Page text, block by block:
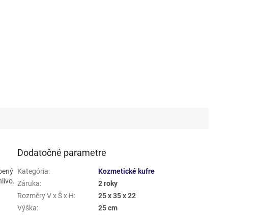
Dodatočné parametre
Kategória:
Kozmetické kufre
Záruka:
2 roky
Rozměry V x Š x H:
25 x 35 x 22
Výška:
25 cm